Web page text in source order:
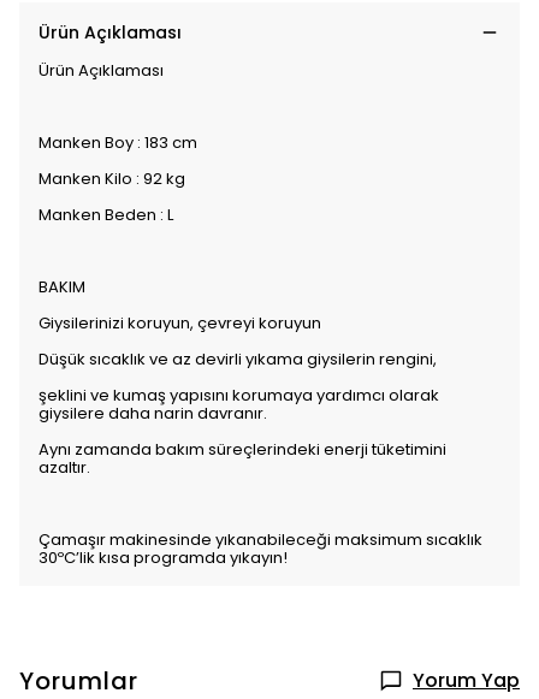
Ürün Açıklaması
Ürün Açıklaması
Manken Boy : 183 cm
Manken Kilo : 92 kg
Manken Beden : L
BAKIM
Giysilerinizi koruyun, çevreyi koruyun
Düşük sıcaklık ve az devirli yıkama giysilerin rengini,
şeklini ve kumaş yapısını korumaya yardımcı olarak
giysilere daha narin davranır.
Aynı zamanda bakım süreçlerindeki enerji tüketimini
azaltır.
Çamaşır makinesinde yıkanabileceği maksimum sıcaklık
30ºC’lik kısa programda yıkayın!
Yorumlar Yorum Yap